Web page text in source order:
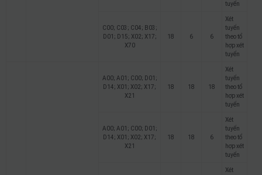
tuyển
C00; C03; C04; B03;
D01; D15; X02; X17;
X70
18 6 6
Xét
tuyển
theo tổ
hợp xét
tuyển
A00; A01; C00; D01;
D14; X01; X02; X17;
X21
18 18 18
Xét
tuyển
theo tổ
hợp xét
tuyển
A00; A01; C00; D01;
D14; X01; X02; X17;
X21
18 18 6
Xét
tuyển
theo tổ
hợp xét
tuyển
Xét